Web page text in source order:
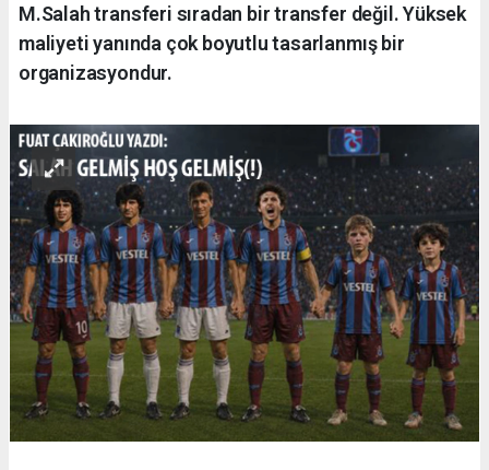
M.Salah transferi sıradan bir transfer değil. Yüksek
maliyeti yanında çok boyutlu tasarlanmış bir
organizasyondur.